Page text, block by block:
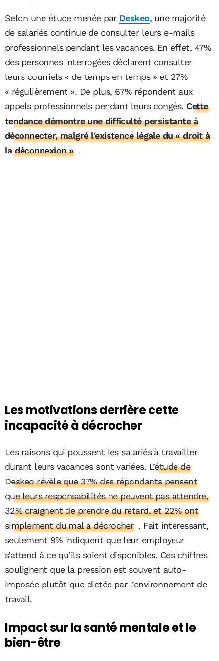
Selon une étude menée par Deskeo, une majorité
de salariés continue de consulter leurs e-mails
professionnels pendant les vacances. En effet, 47%
des personnes interrogées déclarent consulter
leurs courriels « de temps en temps » et 27%
« régulièrement ». De plus, 67% répondent aux
appels professionnels pendant leurs congés. Cette
tendance démontre une difficulté persistante à
déconnecter, malgré l'existence légale du « droit à
la déconnexion » ​.
Les motivations derrière cette
incapacité à décrocher
Les raisons qui poussent les salariés à travailler
durant leurs vacances sont variées. L’étude de
Deskeo révèle que 37% des répondants pensent
que leurs responsabilités ne peuvent pas attendre,
32% craignent de prendre du retard, et 22% ont
simplement du mal à décrocher . Fait intéressant,
seulement 9% indiquent que leur employeur
s’attend à ce qu’ils soient disponibles. Ces chiffres
soulignent que la pression est souvent auto-
imposée plutôt que dictée par l’environnement de
travail​.
Impact sur la santé mentale et le
bien-être